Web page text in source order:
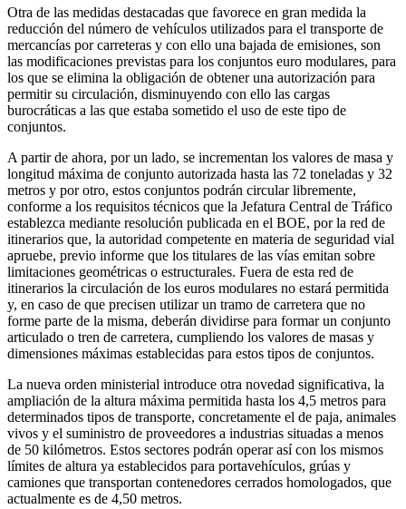
Otra de las medidas destacadas que favorece en gran medida la
reducción del número de vehículos utilizados para el transporte de
mercancías por carreteras y con ello una bajada de emisiones, son
las modificaciones previstas para los conjuntos euro modulares, para
los que se elimina la obligación de obtener una autorización para
permitir su circulación, disminuyendo con ello las cargas
burocráticas a las que estaba sometido el uso de este tipo de
conjuntos.
A partir de ahora, por un lado, se incrementan los valores de masa y
longitud máxima de conjunto autorizada hasta las 72 toneladas y 32
metros y por otro, estos conjuntos podrán circular libremente,
conforme a los requisitos técnicos que la Jefatura Central de Tráfico
establezca mediante resolución publicada en el BOE, por la red de
itinerarios que, la autoridad competente en materia de seguridad vial
apruebe, previo informe que los titulares de las vías emitan sobre
limitaciones geométricas o estructurales. Fuera de esta red de
itinerarios la circulación de los euros modulares no estará permitida
y, en caso de que precisen utilizar un tramo de carretera que no
forme parte de la misma, deberán dividirse para formar un conjunto
articulado o tren de carretera, cumpliendo los valores de masas y
dimensiones máximas establecidas para estos tipos de conjuntos.
La nueva orden ministerial introduce otra novedad significativa, la
ampliación de la altura máxima permitida hasta los 4,5 metros para
determinados tipos de transporte, concretamente el de paja, animales
vivos y el suministro de proveedores a industrias situadas a menos
de 50 kilómetros. Estos sectores podrán operar así con los mismos
límites de altura ya establecidos para portavehículos, grúas y
camiones que transportan contenedores cerrados homologados, que
actualmente es de 4,50 metros.